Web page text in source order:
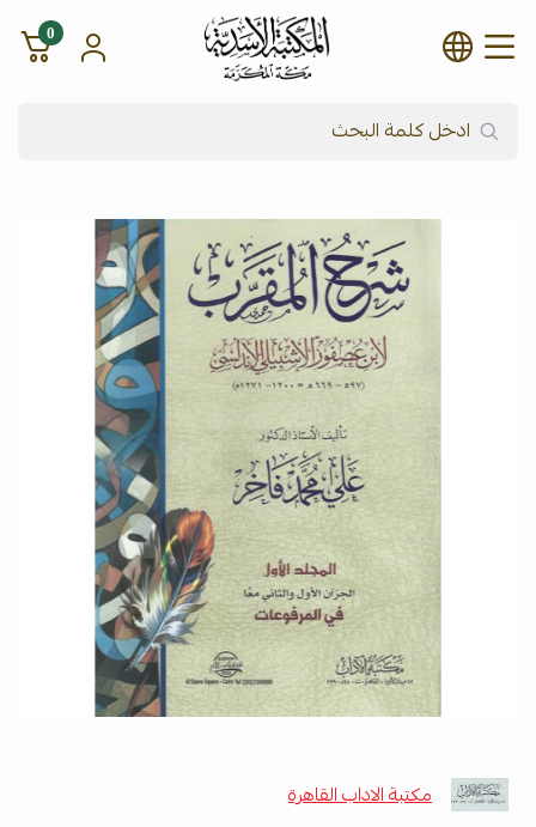
شركة المكتبة الأسدية للنشر
0
مكتبة الاداب القاهرة